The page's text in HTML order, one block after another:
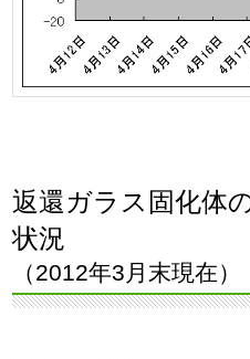
返還ガラス固化体
状況
（2012年3月末現在）